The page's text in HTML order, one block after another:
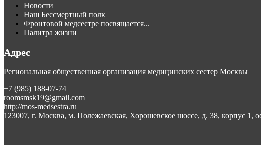
Новости
Наш Бессмертный полк
Фронтовой медсестре посвящается...
Палитра жизни
Адрес
Региональная общественная организация медицинских сестер Москвы
+7 (985) 188-07-74
roomsmsk19@gmail.com
http://mos-medsestra.ru
123007, г. Москва, м. Полежаевская, Хорошевское шоссе, д. 38, корпус 1,